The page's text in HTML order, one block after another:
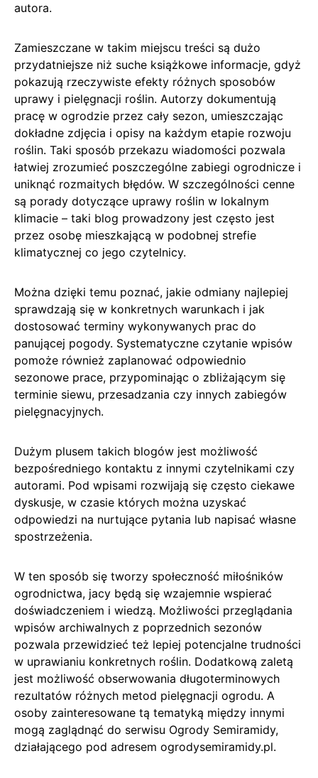
autora.
Zamieszczane w takim miejscu treści są dużo
przydatniejsze niż suche książkowe informacje, gdyż
pokazują rzeczywiste efekty różnych sposobów
uprawy i pielęgnacji roślin. Autorzy dokumentują
pracę w ogrodzie przez cały sezon, umieszczając
dokładne zdjęcia i opisy na każdym etapie rozwoju
roślin. Taki sposób przekazu wiadomości pozwala
łatwiej zrozumieć poszczególne zabiegi ogrodnicze i
uniknąć rozmaitych błędów. W szczególności cenne
są porady dotyczące uprawy roślin w lokalnym
klimacie – taki blog prowadzony jest często jest
przez osobę mieszkającą w podobnej strefie
klimatycznej co jego czytelnicy.
Można dzięki temu poznać, jakie odmiany najlepiej
sprawdzają się w konkretnych warunkach i jak
dostosować terminy wykonywanych prac do
panującej pogody. Systematyczne czytanie wpisów
pomoże również zaplanować odpowiednio
sezonowe prace, przypominając o zbliżającym się
terminie siewu, przesadzania czy innych zabiegów
pielęgnacyjnych.
Dużym plusem takich blogów jest możliwość
bezpośredniego kontaktu z innymi czytelnikami czy
autorami. Pod wpisami rozwijają się często ciekawe
dyskusje, w czasie których można uzyskać
odpowiedzi na nurtujące pytania lub napisać własne
spostrzeżenia.
W ten sposób się tworzy społeczność miłośników
ogrodnictwa, jacy będą się wzajemnie wspierać
doświadczeniem i wiedzą. Możliwości przeglądania
wpisów archiwalnych z poprzednich sezonów
pozwala przewidzieć też lepiej potencjalne trudności
w uprawianiu konkretnych roślin. Dodatkową zaletą
jest możliwość obserwowania długoterminowych
rezultatów różnych metod pielęgnacji ogrodu. A
osoby zainteresowane tą tematyką między innymi
mogą zaglądnąć do serwisu Ogrody Semiramidy,
działającego pod adresem ogrodysemiramidy.pl.